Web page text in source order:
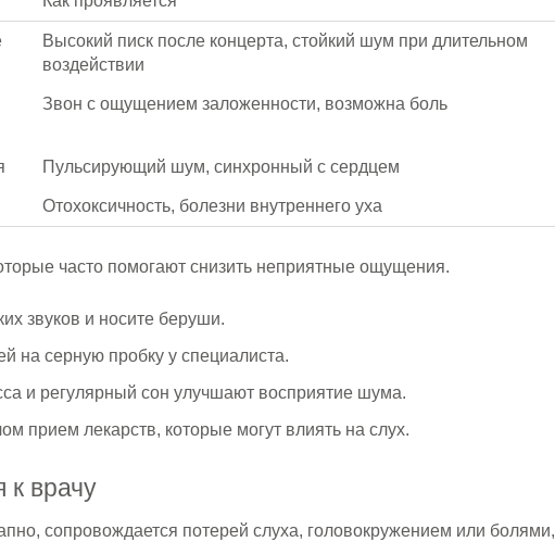
Высокий писк после концерта, стойкий шум при длительном
воздействии
Звон с ощущением заложенности, возможна боль
Пульсирующий шум, синхронный с сердцем
Отохоксичность, болезни внутреннего уха
часто помогают снизить неприятные ощущения.
звуков и носите беруши.
на серную пробку у специалиста.
и регулярный сон улучшают восприятие шума.
прием лекарств, которые могут влиять на слух.
к врачу
сопровождается потерей слуха, головокружением или болями,